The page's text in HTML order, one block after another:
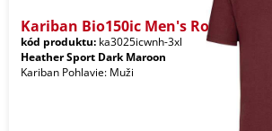
Kariban Bio150ic Men's Ro
kód produktu: ka3025icwnh-3xl
Heather Sport Dark Maroon
Kariban Pohlavie: Muži